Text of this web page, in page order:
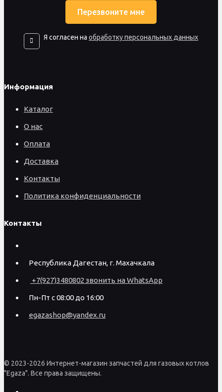
Я согласен на обработку персональных данных
Информация
Каталог
О нас
Оплата
Доставка
Контакты
Политика конфиденциальности
Контакты
Республика Дагестан, г. Махачкала
+7(927)3480802 звонить на WhatsApp
Пн-Пт с 08:00 до 16:00
egazashop@yandex.ru
© 2023-2026 Интернет-магазин запчастей для газовых котлов
"Egaza". Все права защищены.